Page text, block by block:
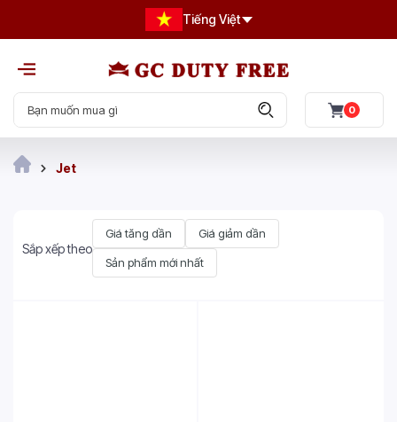
Tiếng Việt
0
Jet
Sắp xếp theo
Giá tăng dần Giá giảm dần
Sản phẩm mới nhất